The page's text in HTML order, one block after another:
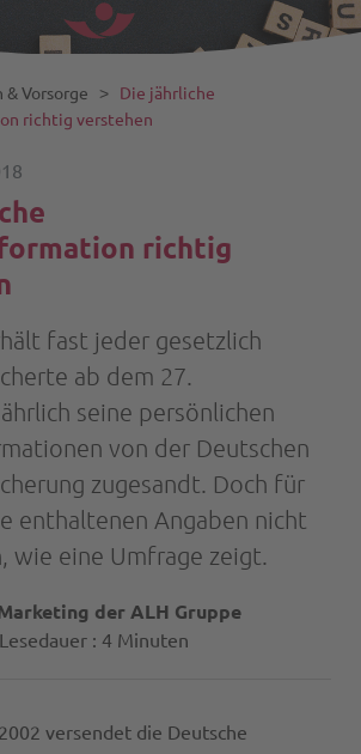
& Vorsorge ˃ Die jährliche
richtig verstehen
richtig
fast jeder gesetzlich
ab dem 27.
seine persönlichen
von der Deutschen
zugesandt. Doch für
enthaltenen Angaben nicht
wie eine Umfrage zeigt.
der ALH Gruppe
Lesedauer : 4 Minuten
versendet die Deutsche